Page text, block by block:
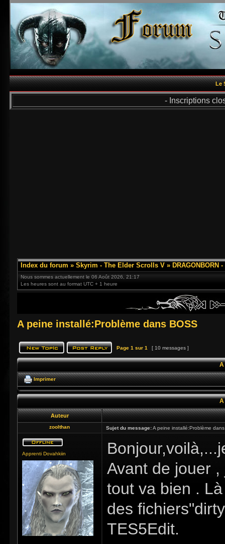
Le
- Inscriptions
Index du forum » Skyrim - The Elder Scrolls V » DRAGONBORN
Nous sommes actuellement le 06 Août 2026, 21:17
Les heures sont au format UTC + 1 heure
A peine installé:Problème dans BOSS
Page 1 sur 1 [ 10 messages ]
A
Imprimer
A
Auteur
zoolthan Sujet du message:A peine installé:Problème
Apprenti Dovahkiin
Avant de jouer
tout va bien .
des
TES5Edit.